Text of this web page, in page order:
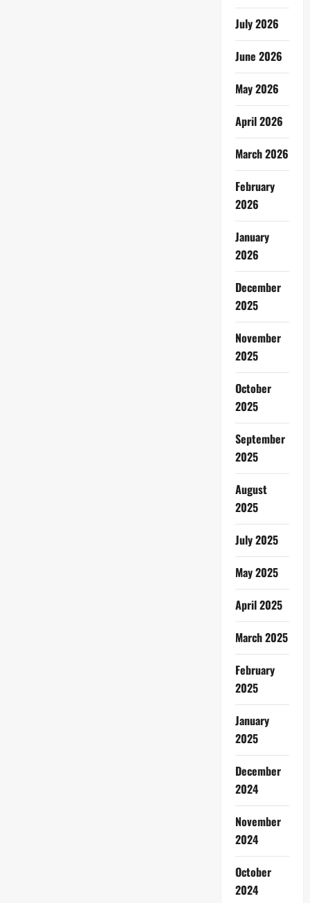
July 2026
June 2026
May 2026
April 2026
March 2026
February
2026
January
2026
December
2025
November
2025
October
2025
September
2025
August
2025
July 2025
May 2025
April 2025
March 2025
February
2025
January
2025
December
2024
November
2024
October
2024